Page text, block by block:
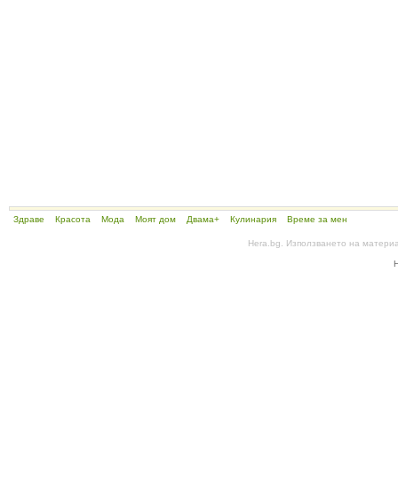
Здраве Красота Мода Моят дом Двама+ Кулинария Време за мен
Hera.bg. Използването на